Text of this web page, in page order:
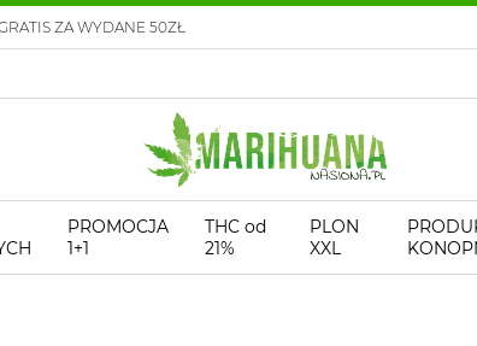
ZA WYDANE 50ZŁ
PROMOCJA
1+1
THC od
21%
PLON
XXL